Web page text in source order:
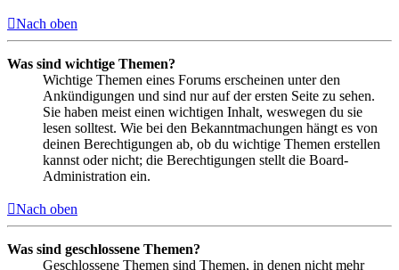
Nach oben
Was sind wichtige Themen?
Wichtige Themen eines Forums erscheinen unter den
Ankündigungen und sind nur auf der ersten Seite zu sehen.
Sie haben meist einen wichtigen Inhalt, weswegen du sie
lesen solltest. Wie bei den Bekanntmachungen hängt es von
deinen Berechtigungen ab, ob du wichtige Themen erstellen
kannst oder nicht; die Berechtigungen stellt die Board-
Administration ein.
Nach oben
Was sind geschlossene Themen?
Geschlossene Themen sind Themen, in denen nicht mehr